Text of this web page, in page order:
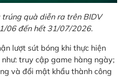
quà diễn ra trên BIDV
06 đến hết 31/07/2026.
lượt sút bóng khi thực hiện
truy cập game hàng ngày;
và đổi mật khẩu thành công